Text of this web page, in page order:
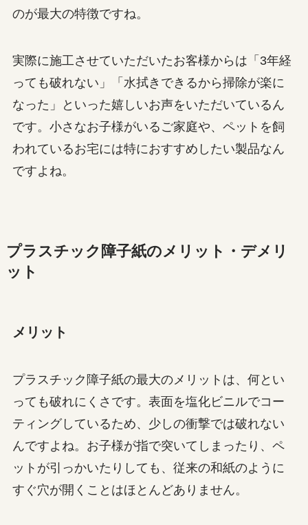
のが最大の特徴ですね。
実際に施工させていただいたお客様からは「3年経
っても破れない」「水拭きできるから掃除が楽に
なった」といった嬉しいお声をいただいているん
です。小さなお子様がいるご家庭や、ペットを飼
われているお宅には特におすすめしたい製品なん
ですよね。
プラスチック障子紙のメリット・デメリ
ット
メリット
プラスチック障子紙の最大のメリットは、何とい
っても破れにくさです。表面を塩化ビニルでコー
ティングしているため、少しの衝撃では破れない
んですよね。お子様が指で突いてしまったり、ペ
ットが引っかいたりしても、従来の和紙のように
すぐ穴が開くことはほとんどありません。